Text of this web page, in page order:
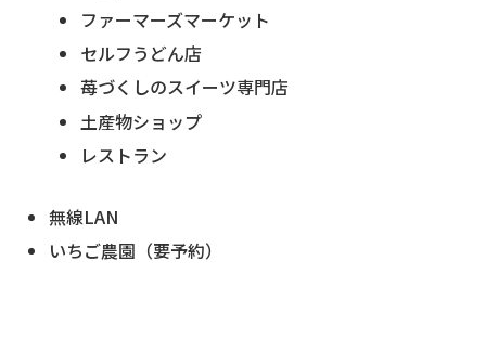
ファーマーズマーケット
セルフうどん店
苺づくしのスイーツ専門店
土産物ショップ
レストラン
無線LAN
いちご農園（要予約）